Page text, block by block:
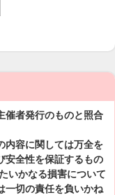
催者発行のものと照合
内容に関しては万全を
安全性を保証するもの
いかなる損害について
一切の責任を負いかね